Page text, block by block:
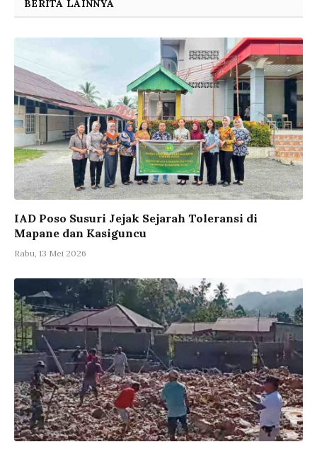
BERITA LAINNYA
IAD Poso Susuri Jejak Sejarah Toleransi di
Mapane dan Kasiguncu
Rabu, 13 Mei 2026